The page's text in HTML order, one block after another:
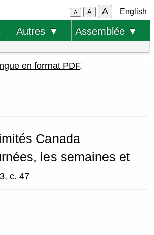
A A A English
Autres ▼ Assemblée ▼
en format PDF.
Canada
les semaines et
c. 47